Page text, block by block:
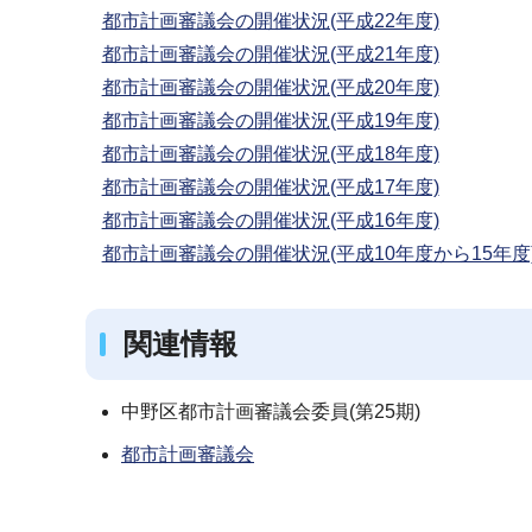
都市計画審議会の開催状況(平成22年度)
都市計画審議会の開催状況(平成21年度)
都市計画審議会の開催状況(平成20年度)
都市計画審議会の開催状況(平成19年度)
都市計画審議会の開催状況(平成18年度)
都市計画審議会の開催状況(平成17年度)
都市計画審議会の開催状況(平成16年度)
都市計画審議会の開催状況(平成10年度から15年
関連情報
中野区都市計画審議会委員(第25期)
都市計画審議会